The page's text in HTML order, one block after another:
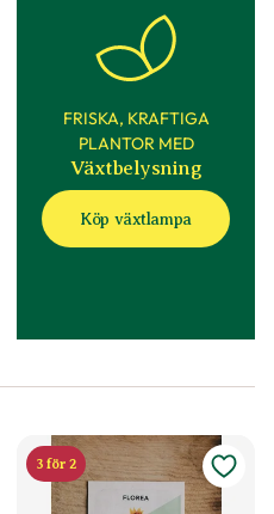
'Loveliness Rose Pink' produktsida
FRISKA, KRAFTIGA
PLANTOR MED
Växtbelysning
Köp växtlampa
3 för 2